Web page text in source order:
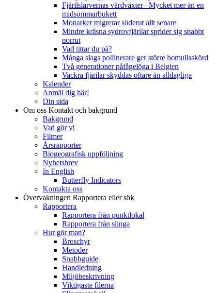
Fjärilslarvernas värdväxter– Mycket mer än en
midsommarbukett
Monarker migrerar söderut allt senare
Mindre kräsna sydrovfjärilar sprider sig snabbt
norrut
Vad tittar du på?
Många slags pollinerare ger större bomullsskörd
Två generationer påfågelöga i Belgien
Vackra fjärilar skyddas oftare än alldagliga
Kalender
Anmäl dig här!
Din sida
Om oss Kontakt och bakgrund
Bakgrund
Vad gör vi
Filmer
Årsrapporter
Biogeografisk uppföljning
Nyhetsbrev
In English
Butterfly Indicators
Kontakta oss
Övervakningen Rapportera eller sök
Rapportera
Rapportera från punktlokal
Rapportera från slinga
Hur gör man?
Broschyr
Metoder
Snabbguide
Handledning
Miljöbeskrivning
Viktigaste filerna